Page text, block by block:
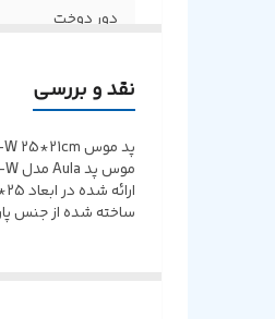
دور دوخت
نقد و بررسی
پد موس Aula MP-W 25*21cm
موس پد Aula مدل MP-W با ابعاد 25 در 21 سانتی متر
ارائه شده در ابعاد 25*21 سانتی متر، دور دوخت شده با مقاومت بالا در برابر پارگی
ساخته شده از جنس